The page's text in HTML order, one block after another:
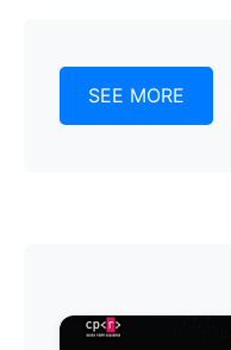
SEE MORE